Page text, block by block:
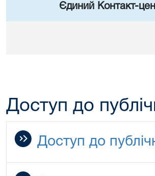
Єдиний Контакт-
Доступ до
Доступ до